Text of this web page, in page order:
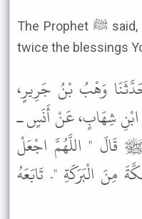
The Prophet ﷺ said, "O Allah! Bestow on Medina
twice the blessings
وَهْبُ بْنُ جَرِيرٍ،
شِهَابٍ، عَنْ أَنَسٍ ـ
قَالَ " اللَّهُمَّ اجْعَلْ
مِنَ الْبَرَكَةِ ". تَابَعَهُ